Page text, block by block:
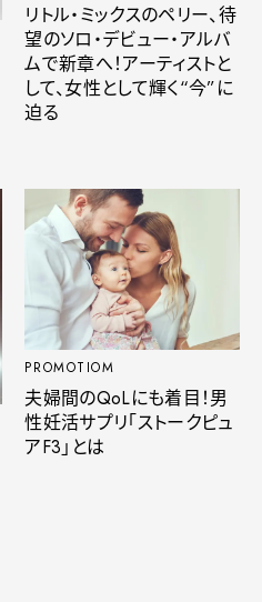
リトル・ミックスのペリー、待
望のソロ・デビュー・アルバ
ムで新章へ！アーティストと
して、女性として輝く“今”に
迫る
PROMOTIOM
夫婦間のQoLにも着目！男
性妊活サプリ「ストークピュ
アF3」とは